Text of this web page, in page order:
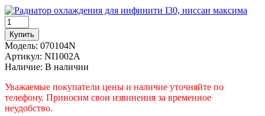
Модель: 070104N
Артикул: NI1002A
Наличие: В наличии
Уважаемые покупатели цены и наличие уточняйте по
телефону. Приносим свои извинения за временное
неудобство.